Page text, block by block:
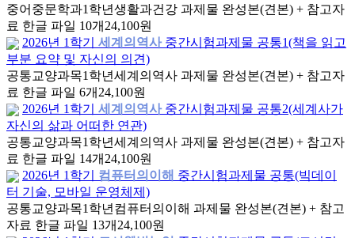
중어중문학과1학년생활과건강 과제물 완성본(견본) + 참고자
료 한글 파일 10개 24,100원
2026년 1학기
세계의역사 중간시험과제물 공통1(책을 읽고
부분 요약 및 자신의 의견)
공통교양과목1학년세계의역사 과제물 완성본(견본) + 참고자
료 한글 파일 6개 24,100원
2026년 1학기
세계의역사 중간시험과제물 공통2(세계사가
자신의 삶과 어떠한 연관)
공통교양과목1학년세계의역사 과제물 완성본(견본) + 참고자
료 한글 파일 14개 24,100원
2026년 1학기
컴퓨터의이해 중간시험과제물 공통(빅데이
터 기술, 모바일 운영체제)
공통교양과목1학년 컴퓨터의이해 과제물 완성본(견본) + 참고
자료 한글 파일 13개 24,100원